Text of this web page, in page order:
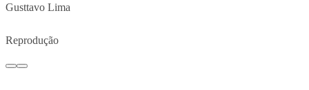
Gusttavo Lima
Reprodução